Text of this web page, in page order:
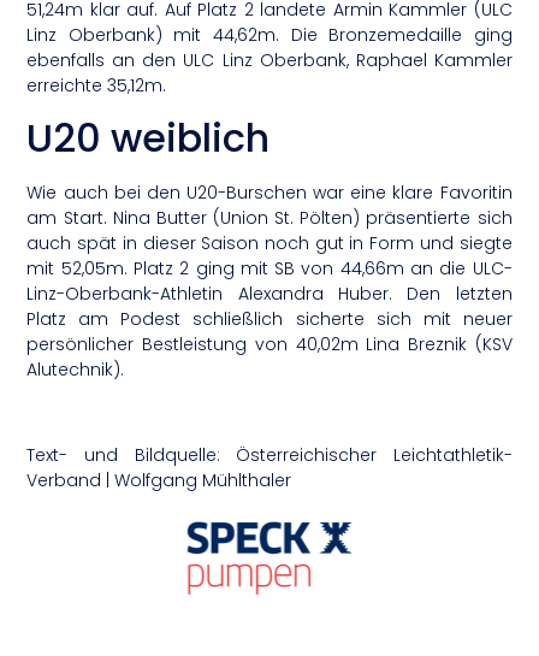
51,24m klar auf. Auf Platz 2 landete Armin Kammler (ULC
Linz Oberbank) mit 44,62m. Die Bronzemedaille ging
ebenfalls an den ULC Linz Oberbank, Raphael Kammler
erreichte 35,12m.
U20 weiblich
Wie auch bei den U20-Burschen war eine klare Favoritin
am Start. Nina Butter (Union St. Pölten) präsentierte sich
auch spät in dieser Saison noch gut in Form und siegte
mit 52,05m. Platz 2 ging mit SB von 44,66m an die ULC-
Linz-Oberbank-Athletin Alexandra Huber. Den letzten
Platz am Podest schließlich sicherte sich mit neuer
persönlicher Bestleistung von 40,02m Lina Breznik (KSV
Alutechnik).
Text- und Bildquelle: Österreichischer Leichtathletik-
Verband | Wolfgang Mühlthaler